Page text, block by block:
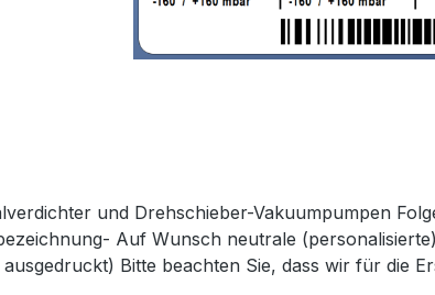
und Drehschieber-Vakuumpumpen
Auf Wunsch neutrale
Bitte beachten Sie, dass wir für die